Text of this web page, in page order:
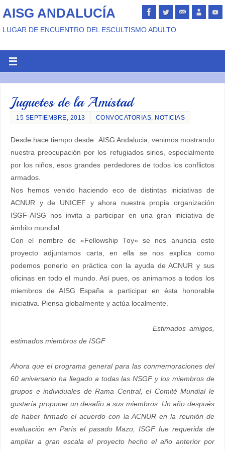
AISG ANDALUCÍA
LUGAR DE ENCUENTRO DEL ESCULTISMO ADULTO
Juguetes de la Amistad
15 SEPTIEMBRE, 2013 CONVOCATORIAS, NOTICIAS
Desde hace tiempo desde AISG Andalucia, venimos mostrando
nuestra preocupación por los refugiados sirios, especialmente
por los niños, esos grandes perdedores de todos los conflictos
armados.
Nos hemos venido haciendo eco de distintas iniciativas de
ACNUR y de UNICEF y ahora nuestra propia organización
ISGF-AISG nos invita a participar en una gran iniciativa de
ámbito mundial.
Con el nombre de «Fellowship Toy» se nos anuncia este
proyecto adjuntamos carta, en ella se nos explica como
podemos ponerlo en práctica con la ayuda de ACNUR y sus
oficinas en todo el mundo. Así pues, os animamos a todos los
miembros de AISG España a participar en ésta honorable
iniciativa. Piensa globalmente y actúa localmente.
Estimados amigos,
estimados miembros de ISGF
Ahora que el programa general para las conmemoraciones del
60 aniversario ha llegado a todas las NSGF y los miembros de
grupos e individuales de Rama Central, el Comité Mundial le
gustaría proponer un desafío a sus miembros. Un año después
de haber firmado el acuerdo con la ACNUR en la reunión de
evaluación en París el pasado Mazo, ISGF fue requerida de
ampliar a gran escala el proyecto hecho el año anterior por